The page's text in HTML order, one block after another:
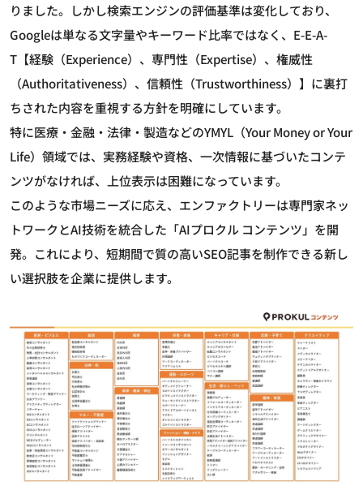
りました。しかし検索エンジンの評価基準は変化しており、
Googleは単なる文字量やキーワード比率ではなく、E-E-A-
T【経験（Experience）、専門性（Expertise）、権威性
（Authoritativeness）、信頼性（Trustworthiness）】に裏打
ちされた内容を重視する方針を明確にしています。
特に医療・金融・法律・製造などのYMYL（Your Money or Your
Life）領域では、実務経験や資格、一次情報に基づいたコンテ
ンツがなければ、上位表示は困難になっています。
このような市場ニーズに応え、エンファクトリーは専門家ネッ
トワークとAI技術を統合した「AIプロクル コンテンツ」を開
発。これにより、短期間で質の高いSEO記事を制作できる新し
い選択肢を企業に提供します。